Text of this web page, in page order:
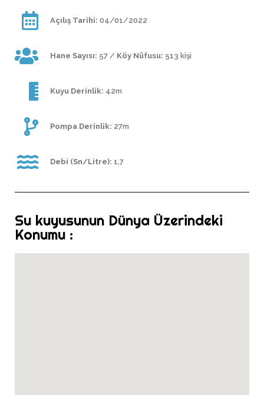
Açılış Tarihi: 04/01/2022
Hane Sayısı: 57 / Köy Nüfusu: 513 kişi
Kuyu Derinlik: 42m
Pompa Derinlik: 27m
Debi (Sn/Litre): 1,7
Su kuyusunun Dünya Üzerindeki
Konumu :